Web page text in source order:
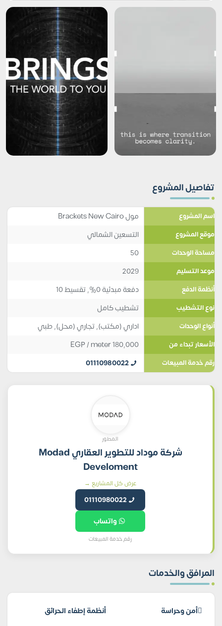
تفاصيل المشروع
اسم المشروع مول Brackets New Cairo
موقع المشروع التسعين الشمالي
مساحة الوحدات 50
موعد التسليم 2029
أنظمة الدفع دفعة مبدئية 0%, تقسيط 10
نوع التشطيب تشطيب كامل
أنواع الوحدات اداري (مكتب),تجاري (محل),طبي
الأسعار تبداء من 180,000
EGP/ meter
رقم خدمة المبيعات 01110980022
المطور
شركة موداد للتطوير العقاري Modad
Develoment
عرض كل المشاريع →
01110980022
واتساب
رقم خدمة المبيعات
المرافق والخدمات
أمن وحراسة
أنظمة إطفاء الحرائق